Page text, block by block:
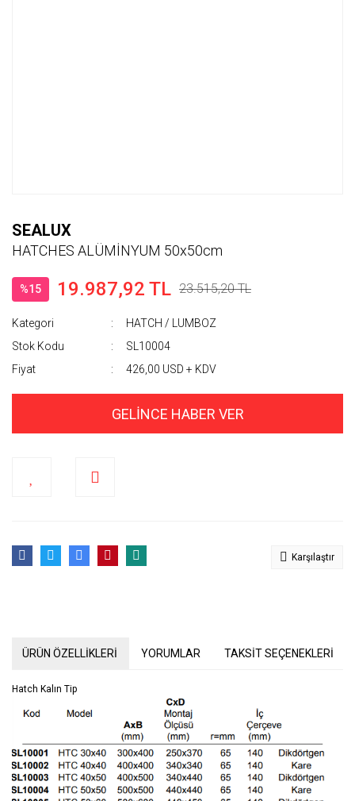
SEALUX
HATCHES ALÜMİNYUM 50x50cm
%15 19.987,92 TL 23.515,20 TL
Kategori
HATCH / LUMBOZ
Stok Kodu
SL10004
Fiyat
426,00 USD + KDV
GELİNCE HABER VER
Karşılaştır
ÜRÜN ÖZELLİKLERİ YORUMLAR TAKSİT SEÇENEKLERİ
Hatch Kalın Tip